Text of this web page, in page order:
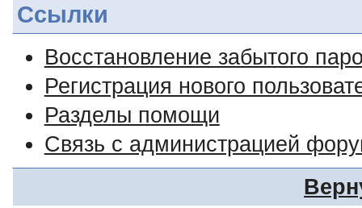
Ссылки
Восстановление забытого
Регистрация нового
Разделы помощи
Связь с администрацией